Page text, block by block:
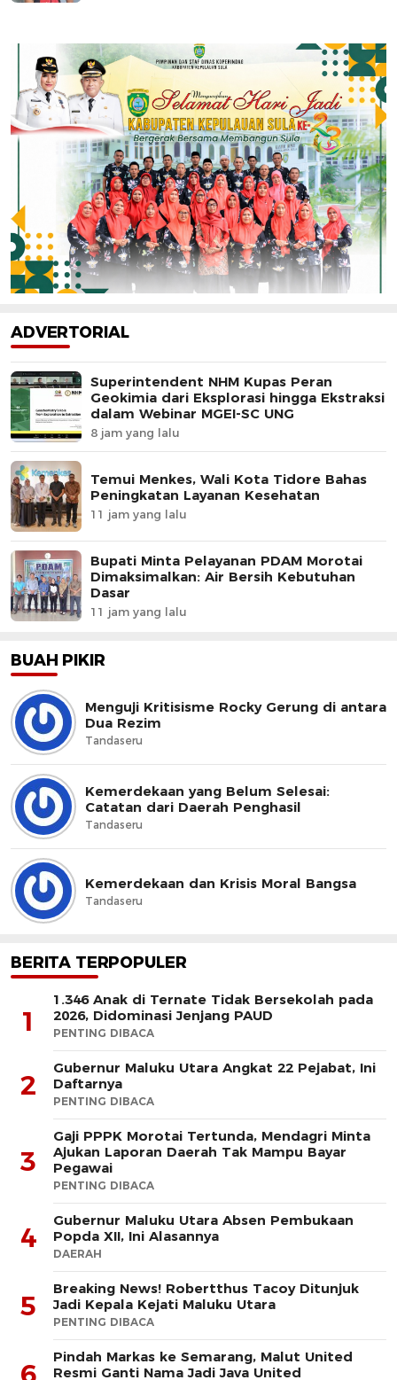
ADVERTORIAL
Superintendent NHM Kupas Peran
Geokimia dari Eksplorasi hingga Ekstraksi
dalam Webinar MGEI-SC UNG
8 jam yang lalu
Temui Menkes, Wali Kota Tidore Bahas
Peningkatan Layanan Kesehatan
11 jam yang lalu
Bupati Minta Pelayanan PDAM Morotai
Dimaksimalkan: Air Bersih Kebutuhan
Dasar
11 jam yang lalu
BUAH PIKIR
Menguji Kritisisme Rocky Gerung di antara
Dua Rezim
Tandaseru
Kemerdekaan yang Belum Selesai:
Catatan dari Daerah Penghasil
Tandaseru
Kemerdekaan dan Krisis Moral Bangsa
Tandaseru
BERITA TERPOPULER
1
1.346 Anak di Ternate Tidak Bersekolah pada
2026, Didominasi Jenjang PAUD
PENTING DIBACA
2
Gubernur Maluku Utara Angkat 22 Pejabat, Ini
Daftarnya
PENTING DIBACA
3
Gaji PPPK Morotai Tertunda, Mendagri Minta
Ajukan Laporan Daerah Tak Mampu Bayar
Pegawai
PENTING DIBACA
4
Gubernur Maluku Utara Absen Pembukaan
Popda XII, Ini Alasannya
DAERAH
5
Breaking News! Robertthus Tacoy Ditunjuk
Jadi Kepala Kejati Maluku Utara
PENTING DIBACA
Pindah Markas ke Semarang, Malut United
Resmi Ganti Nama Jadi Java United